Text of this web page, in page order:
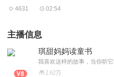
4631 02:54
主播信息
琪甜妈妈读童书
我喜欢这样的故事，当你听
2.62万